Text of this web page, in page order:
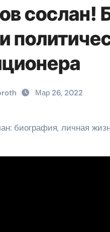
сослан!
Мар 26, 2022